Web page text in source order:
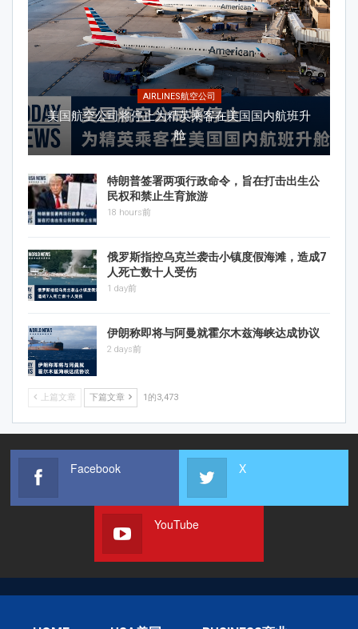
AIRLINES航空公司
美国航空公司将停止为精英乘客在美国国内航班升
舱
特朗普签署两项行政命令，旨在打击出生公
民权和禁止生育旅游
18 hours前
俄罗斯指控乌克兰袭击小镇度假海滩，造成7
人死亡数十人受伤
1 day前
伊朗称即将与阿曼就霍尔木兹海峡达成协议
2 days前
上篇文章 下篇文章 1的3,473
Facebook X
YouTube